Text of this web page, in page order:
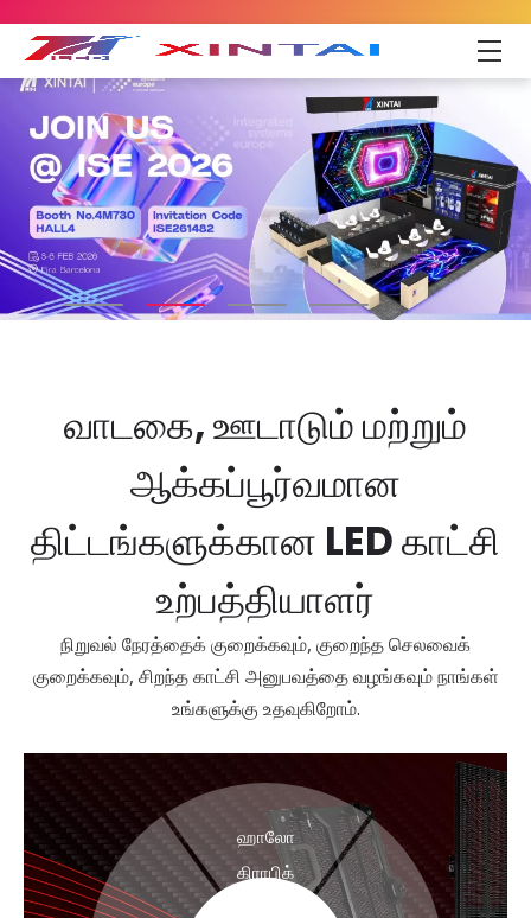
வாடகை, ஊடாடும் மற்றும்
ஆக்கப்பூர்வமான
திட்டங்களுக்கான LED காட்சி
உற்பத்தியாளர்
நிறுவல் நேரத்தைக் குறைக்கவும், குறைந்த செலவைக்
குறைக்கவும், சிறந்த காட்சி அனுபவத்தை வழங்கவும் நாங்கள்
உங்களுக்கு உதவுகிறோம்.
ஹாலோ
கிராபிக்